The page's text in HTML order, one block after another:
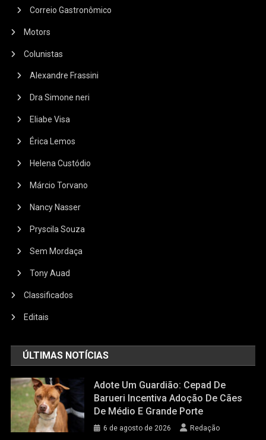
Correio Gastronômico
Motors
Colunistas
Alexandre Frassini
Dra Simone neri
Eliabe Visa
Érica Lemos
Helena Custódio
Márcio Torvano
Nancy Nasser
Pryscila Souza
Sem Mordaça
Tony Auad
Classificados
Editais
ÚLTIMAS NOTÍCIAS
Adote Um Guardião: Cepad De
Barueri Incentiva Adoção De Cães
De Médio E Grande Porte
6 de agosto de 2026 Redação